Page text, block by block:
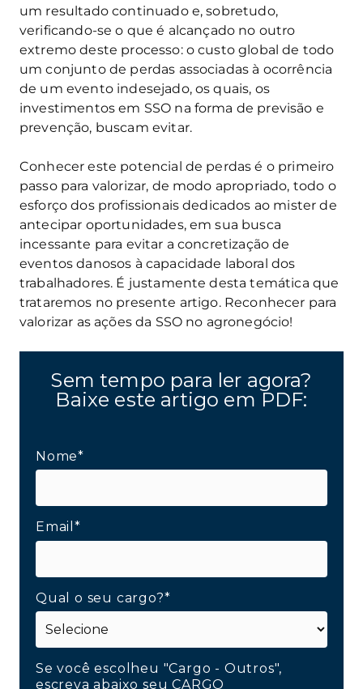
um resultado continuado e, sobretudo,
verificando-se o que é alcançado no outro
extremo deste processo: o custo global de todo
um conjunto de perdas associadas à ocorrência
de um evento indesejado, os quais, os
investimentos em SSO na forma de previsão e
prevenção, buscam evitar.
Conhecer este potencial de perdas é o primeiro
passo para valorizar, de modo apropriado, todo o
esforço dos profissionais dedicados ao mister de
antecipar oportunidades, em sua busca
incessante para evitar a concretização de
eventos danosos à capacidade laboral dos
trabalhadores. É justamente desta temática que
trataremos no presente artigo. Reconhecer para
valorizar as ações da SSO no agronegócio!
Sem tempo para ler agora?
Baixe este artigo em PDF:
Nome*
Email*
Qual o seu cargo?*
Se você escolheu "Cargo - Outros",
escreva abaixo seu CARGO